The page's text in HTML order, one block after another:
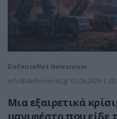
DefenceNet Newsroom
info@defencenet.gr 02.06.2026 |
Μια εξαιρετικά